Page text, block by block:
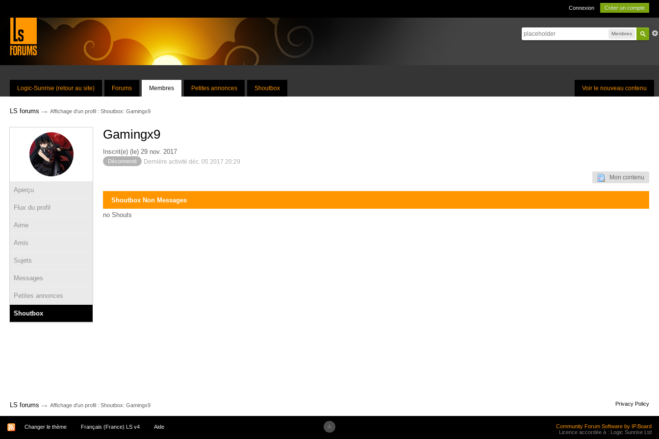
Connexion Créer un compte
Membres
Voir le nouveau contenu
Logic-Sunrise (retour au site) Forums Membres Petites annonces Shoutbox
LS forums → Affichage d'un profil : Shoutbox: Gamingx9
Aperçu
Flux du profil
Aime
Amis
Sujets
Messages
Petites annonces
Shoutbox
Gamingx9
Inscrit(e) (le) 29 nov. 2017
Déconnecté Dernière activité déc. 05 2017 20:29
Mon contenu
Shoutbox Non Messages
no Shouts
LS forums → Affichage d'un profil : Shoutbox: Gamingx9 Privacy Policy
Changer le thème Français (France) LS v4 Aide
Community Forum Software by IP.Board
Licence accordée à : Logic Sunrise Ltd